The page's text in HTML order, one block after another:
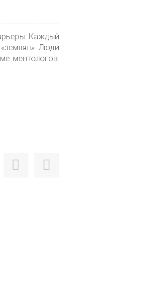
Каждый
Люди
ментологов.